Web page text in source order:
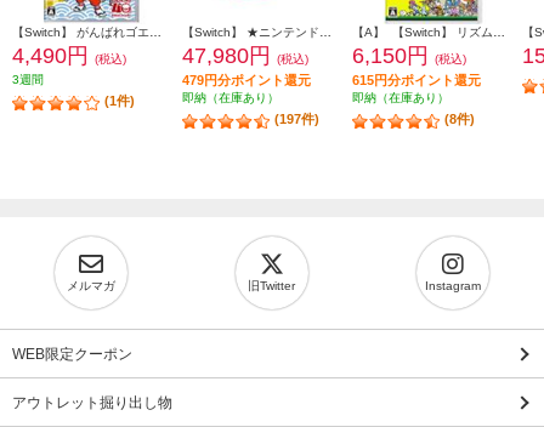
【Switch】 がんばれゴエモン大集合！
4,490円
(税込)
3週間
(1件)
【Switch】 ★ニンテンドースイッチ本体 Nintendo Switch（有機ELモデル） Joy-Con(L)/(R) ホワイト
47,980円 (税込)
479円分ポイント還元
即納（在庫あり）
(197件)
【A】 【Switch】 リズム天国 ミラクルスターズ
6,150円 (税込)
615円分ポイント還元
即納（在庫あり）
(8件)
メルマガ 旧Twitter Instagram
WEB限定クーポン
アウトレット掘り出し物